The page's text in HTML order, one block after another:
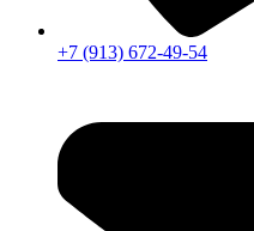
+7 (913) 672-49-54